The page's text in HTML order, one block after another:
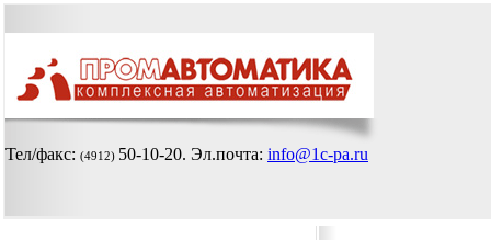
Тел/факс: (4912) 50-10-20. Эл.почта: info@1c-pa.ru